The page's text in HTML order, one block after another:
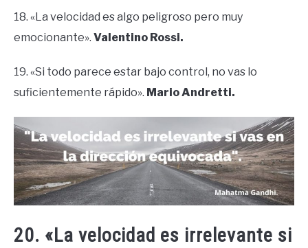
18. «La velocidad es algo peligroso pero muy
emocionante». Valentino Rossi.
19. «Si todo parece estar bajo control, no vas lo
suficientemente rápido». Mario Andretti.
20. «La velocidad es irrelevante si